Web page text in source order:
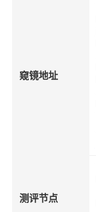
窥镜地址
测评节点